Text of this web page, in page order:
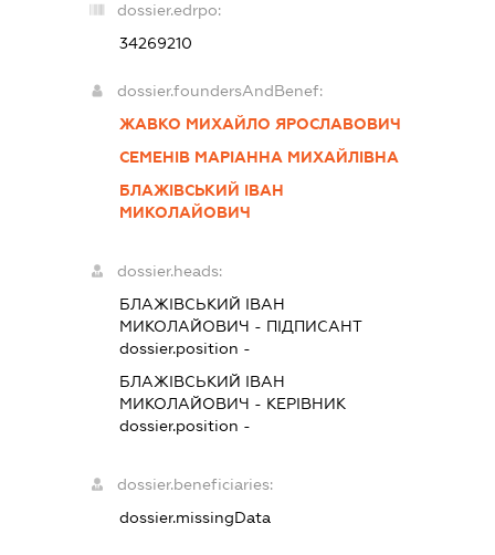
dossier.edrpo:
34269210
dossier.foundersAndBenef:
ЖАВКО МИХАЙЛО ЯРОСЛАВОВИЧ
СЕМЕНІВ МАРІАННА МИХАЙЛІВНА
БЛАЖІВСЬКИЙ ІВАН
МИКОЛАЙОВИЧ
dossier.heads:
БЛАЖІВСЬКИЙ ІВАН
МИКОЛАЙОВИЧ - ПІДПИСАНТ
dossier.position -
БЛАЖІВСЬКИЙ ІВАН
МИКОЛАЙОВИЧ - КЕРІВНИК
dossier.position -
dossier.beneficiaries:
dossier.missingData